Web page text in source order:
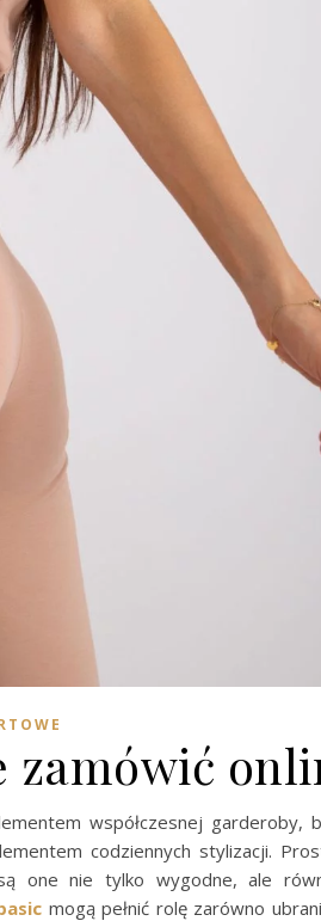
zamówić
współczesnej garderoby,
codziennych stylizacji.
one nie tylko wygodne, ale
mogą pełnić rolę zarówno